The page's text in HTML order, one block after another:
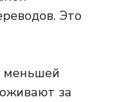
Это
меньшей
за